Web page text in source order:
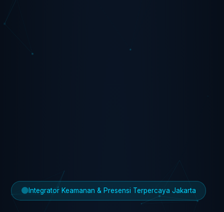
Integrator Keamanan & Presensi Terpercaya Jakarta